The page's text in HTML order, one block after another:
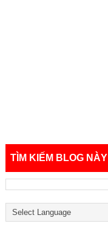
TÌM KIẾM BLOG NÀY